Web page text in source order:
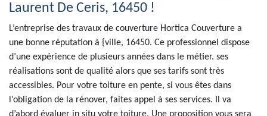
Laurent De Ceris, 16450 !
L’entreprise des travaux de couverture Hortica Couverture a
une bonne réputation à {ville, 16450. Ce professionnel dispose
d’une expérience de plusieurs années dans le métier. ses
réalisations sont de qualité alors que ses tarifs sont très
accessibles. Pour votre toiture en pente, si vous êtes dans
l’obligation de la rénover, faites appel à ses services. Il va